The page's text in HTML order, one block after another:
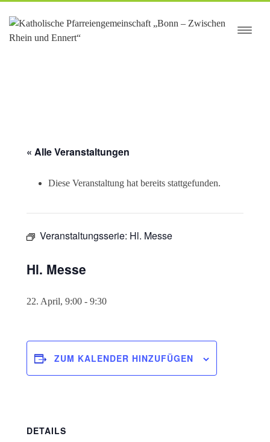
springen
« Alle Veranstaltungen
Diese Veranstaltung hat bereits stattgefunden.
Veranstaltungsserie: Hl. Messe
Hl. Messe
22. April, 9:00 - 9:30
ZUM KALENDER HINZUFÜGEN
DETAILS